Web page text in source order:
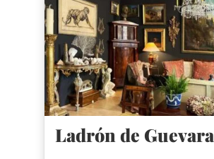
Ladrón de Guevara